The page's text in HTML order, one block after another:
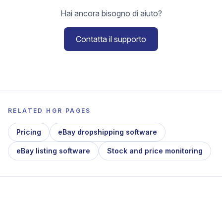
Hai ancora bisogno di aiuto?
Contatta il supporto
RELATED HGR PAGES
Pricing eBay dropshipping software
eBay listing software Stock and price monitoring